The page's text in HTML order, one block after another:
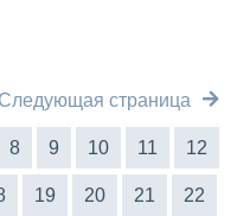
Следующая страница
8 9 10 11 12
19 20 21 22